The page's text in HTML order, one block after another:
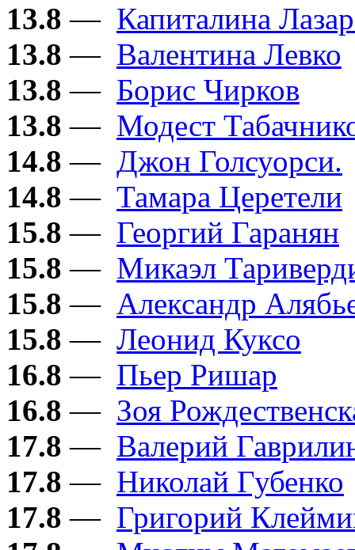
13.8 — Капиталина
13.8 — Валентина Левко
13.8 — Борис Чирков
13.8 — Модест
14.8 — Джон Голсуорси.
14.8 — Тамара Церетели
15.8 — Георгий Гаранян
15.8 — Микаэл
15.8 — Александр
15.8 — Леонид Куксо
16.8 — Пьер Ришар
16.8 — Зоя
17.8 — Валерий
17.8 — Николай Губенко
17.8 — Григорий